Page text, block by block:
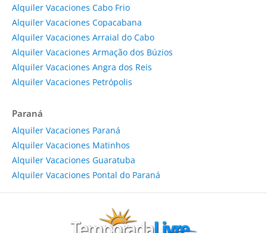
Alquiler Vacaciones Cabo Frio
Alquiler Vacaciones Copacabana
Alquiler Vacaciones Arraial do Cabo
Alquiler Vacaciones Armação dos Búzios
Alquiler Vacaciones Angra dos Reis
Alquiler Vacaciones Petrópolis
Paraná
Alquiler Vacaciones Paraná
Alquiler Vacaciones Matinhos
Alquiler Vacaciones Guaratuba
Alquiler Vacaciones Pontal do Paraná